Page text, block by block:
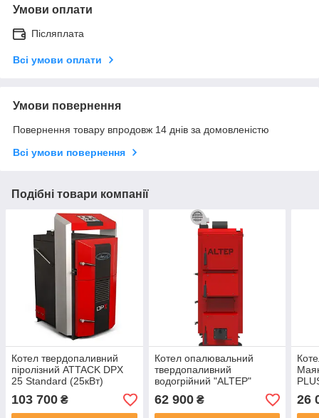
Умови оплати
Післяплата
Всі умови оплати
Умови повернення
Повернення товару впродовж 14 днів за домовленістю
Всі умови повернення
Подібні товари компанії
Котел твердопаливний
піролізний ATTACK DPX
25 Standard (25кВт)
103 700 ₴
Котел опалювальний
твердопаливний
водогрійний "ALTEP"
КТ-2Е-25 кВт (DUO Plus)
62 900₴ 26